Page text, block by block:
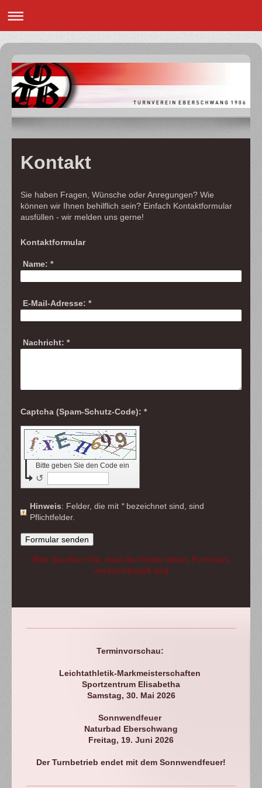
Kontakt
Sie haben Fragen, Wünsche oder Anregungen? Wie
können wir Ihnen behilflich sein? Einfach Kontaktformular
ausfüllen - wir melden uns gerne!
Kontaktformular
Name: *
E-Mail-Adresse: *
Nachricht: *
Captcha (Spam-Schutz-Code): *
Bitte geben Sie den Code ein
↺
Hinweis : Felder, die mit *bezeichnet sind, sind
Pflichtfelder.
Bitte beachten Sie, dass die Inhalte dieses Formulars
unverschlüsselt sind
Terminvorschau:
Leichtathletik-Markmeisterschaften
Sportzentrum Elisabetha
Samstag, 30. Mai 2026
Sonnwendfeuer
Naturbad Eberschwang
Freitag, 19. Juni 2026
Der Turnbetrieb endet mit dem Sonnwendfeuer!